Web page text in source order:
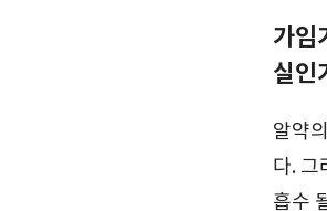
가임
실인
알약
다. 그
흡수